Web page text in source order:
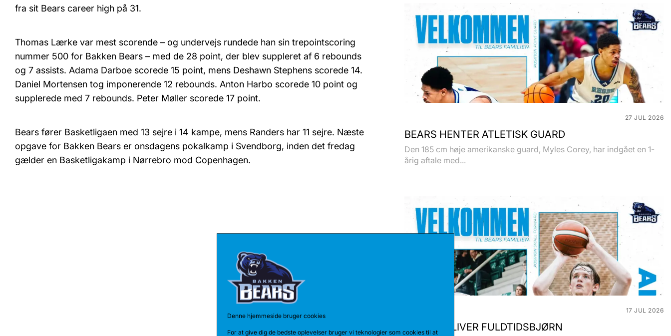
Denne hjemmeside bruger cookies
For at give dig de bedste oplevelser bruger vi teknologier som cookies til at
fra sit Bears career high på 31.
Thomas Lærke var mest scorende – og undervejs rundede han sin trepointscoring
nummer 500 for Bakken Bears – med de 28 point, der blev suppleret af 6 rebounds
og 7 assists. Adama Darboe scorede 15 point, mens Deshawn Stephens scorede 14.
Daniel Mortensen tog imponerende 12 rebounds. Anton Harbo scorede 10 point og
supplerede med 7 rebounds. Peter Møller scorede 17 point.
Bears fører Basketligaen med 13 sejre i 14 kampe, mens Randers har 11 sejre. Næste
opgave for Bakken Bears er onsdagens pokalkamp i Svendborg, inden det fredag
gælder en Basketligakamp i Nørrebro mod Copenhagen.
27 JUL 2026
BEARS HENTER ATLETISK GUARD
Den 185 cm høje amerikanske guard, Myles Corey, har indgået en 1-
årig aftale med...
17 JUL 2026
TALENT BLIVER FULDTIDSBJØRN